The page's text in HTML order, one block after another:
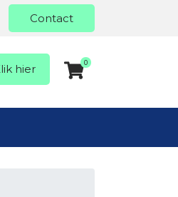
Contact
hier 0